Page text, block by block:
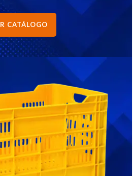
CATÁLOGO